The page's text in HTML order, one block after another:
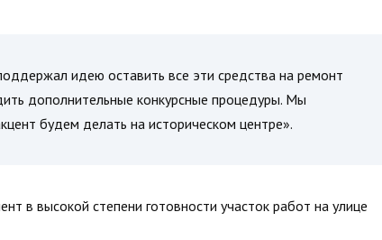
идею оставить все эти средства на ремонт
дополнительные конкурсные процедуры. Мы
будем делать на историческом центре».
в высокой степени готовности участок работ на улице